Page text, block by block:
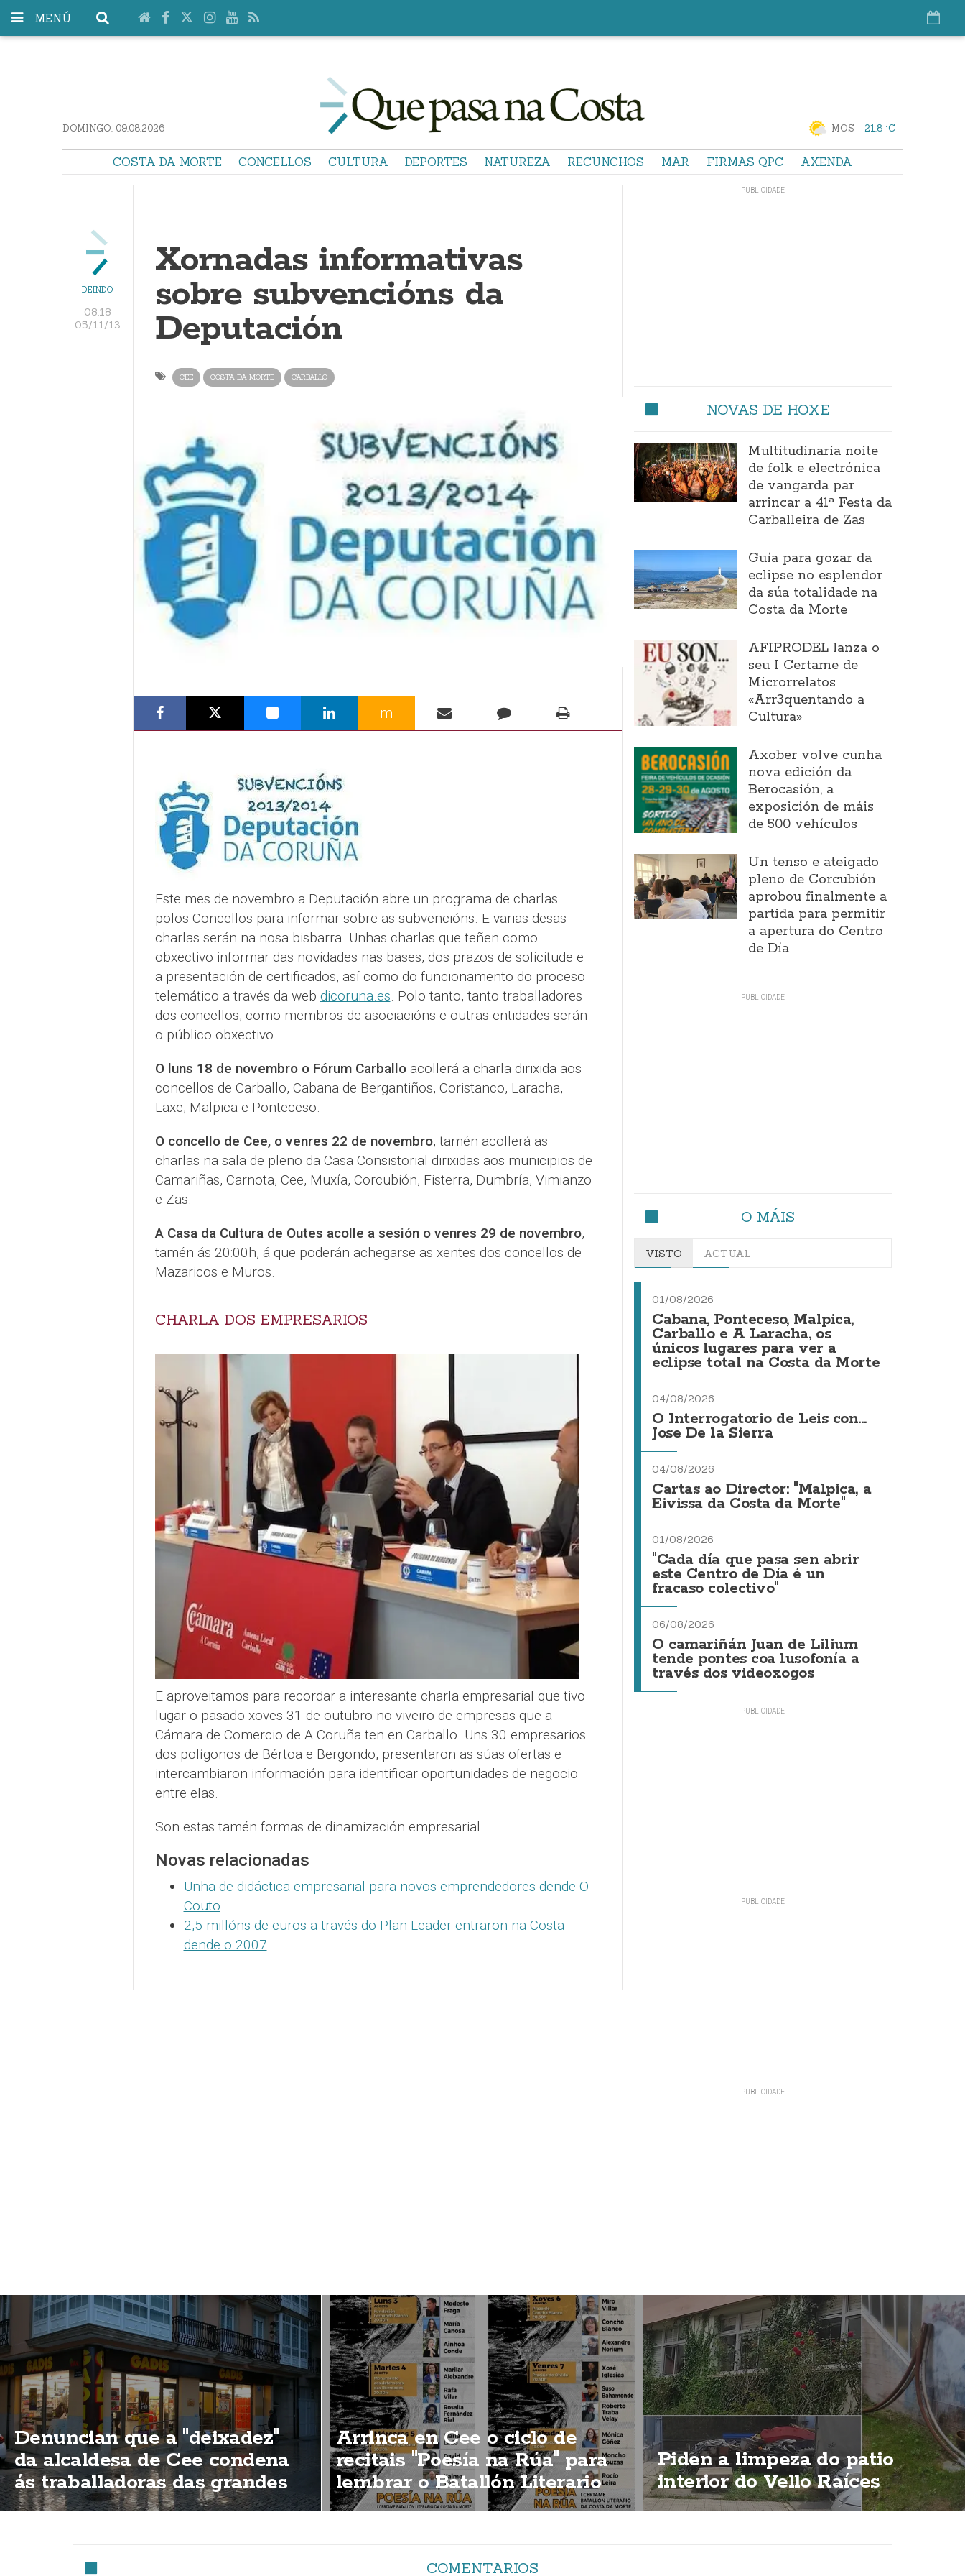
MENÚ
DOMINGO. 09.08.2026 MOS 21.8 °C
COSTA DA MORTE CONCELLOS CULTURA DEPORTES NATUREZA RECUNCHOS MAR FIRMAS QPC AXENDA
DEINDO
08:18
05/11/13
Xornadas informativas
sobre subvencións da
Deputación
CEE COSTA DA MORTE CARBALLO
m
Este mes de novembro a Deputación abre un programa de charlas
polos Concellos para informar sobre as subvencións. E varias desas
charlas serán na nosa bisbarra. Unhas charlas que teñen como
obxectivo informar das novidades nas bases, dos prazos de solicitude e
a presentación de certificados, así como do funcionamento do proceso
telemático a través da web dicoruna.es. Polo tanto, tanto traballadores
dos concellos, como membros de asociacións e outras entidades serán
o público obxectivo.
O luns 18 de novembro o Fórum Carballoacollerá a charla dirixida aos
concellos de Carballo, Cabana de Bergantiños, Coristanco, Laracha,
Laxe, Malpica e Ponteceso.
O concello de Cee, o venres 22 de novembro, tamén acollerá as
charlas na sala de pleno da Casa Consistorial dirixidas aos municipios de
Camariñas, Carnota, Cee, Muxía, Corcubión, Fisterra, Dumbría, Vimianzo
e Zas.
A Casa da Cultura de Outes acolle a sesión o venres 29 de novembro,
tamén ás 20:00h, á que poderán achegarse as xentes dos concellos de
Mazaricos e Muros.
CHARLA DOS EMPRESARIOS
E aproveitamos para recordar a interesante charla empresarial que tivo
lugar o pasado xoves 31 de outubro no viveiro de empresas que a
Cámara de Comercio de A Coruña ten en Carballo. Uns 30 empresarios
dos polígonos de Bértoa e Bergondo, presentaron as súas ofertas e
intercambiaron información para identificar oportunidades de negocio
entre elas.
Son estas tamén formas de dinamización empresarial.
Novas relacionadas
Unha de didáctica empresarial para novos emprendedores dende O
Couto.
2,5 millóns de euros a través do Plan Leader entraron na Costa
dende o 2007.
NOVAS DE HOXE
Multitudinaria noite
de folk e electrónica
de vangarda par
arrincar a 41ª Festa da
Carballeira de Zas
Guía para gozar da
eclipse no esplendor
da súa totalidade na
Costa da Morte
AFIPRODEL lanza o
seu I Certame de
Microrrelatos
«Arr3quentando a
Cultura»
Axober volve cunha
nova edición da
Berocasión, a
exposición de máis
de 500 vehículos
Un tenso e ateigado
pleno de Corcubión
aprobou finalmente a
partida para permitir
a apertura do Centro
de Día
O MÁIS
VISTO ACTUAL
01/08/2026
Cabana, Ponteceso, Malpica,
Carballo e A Laracha, os
únicos lugares para ver a
eclipse total na Costa da Morte
04/08/2026
O Interrogatorio de Leis con...
Jose De la Sierra
04/08/2026
Cartas ao Director: "Malpica, a
Eivissa da Costa da Morte"
01/08/2026
"Cada día que pasa sen abrir
este Centro de Día é un
fracaso colectivo"
06/08/2026
O camariñán Juan de Lilium
tende pontes coa lusofonía a
través dos videoxogos
Denuncian que a "deixadez"
da alcaldesa de Cee condena
ás traballadoras das grandes
superificies a traballar o 15 de
Arrinca en Cee o ciclo de
recitais "Poesía na Rúa" para
lembrar o Batallón Literario
Piden a limpeza do patio
interior do Vello Raíces
COMENTARIOS